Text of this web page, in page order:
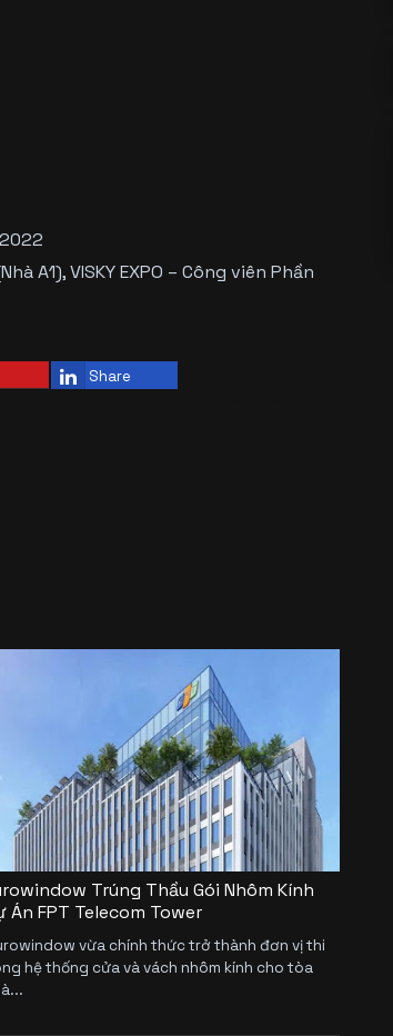
A1), VISKY EXPO – Công viên Phần
Share
Trúng Thầu Gói Nhôm Kính
Án FPT Telecom Tower
vừa chính thức trở thành đơn vị thi
hệ thống cửa và vách nhôm kính cho tòa